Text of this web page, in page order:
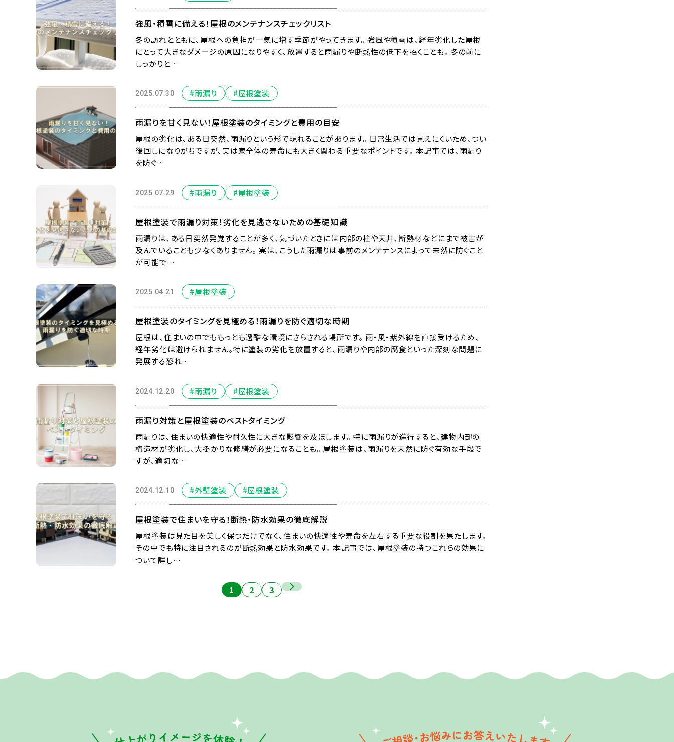
強風・積雪に備える！屋根のメンテナンスチェックリスト
冬の訪れとともに、屋根への負担が一気に増す季節がやってきます。 強風や積雪は、経年劣化した屋根
にとって大きなダメージの原因になりやすく、放置すると雨漏りや断熱性の低下を招くことも。 冬の前に
しっかりと…
2025.07.30 #雨漏り #屋根塗装
雨漏りを甘く見ない！屋根塗装のタイミングと費用の目安
屋根の劣化は、ある日突然、雨漏りという形で現れることがあります。 日常生活では見えにくいため、つい
後回しになりがちですが、実は家全体の寿命にも大きく関わる重要なポイントです。 本記事では、雨漏り
を防ぐ…
2025.07.29 #雨漏り #屋根塗装
屋根塗装で雨漏り対策！劣化を見逃さないための基礎知識
雨漏りは、ある日突然発覚することが多く、気づいたときには内部の柱や天井、断熱材などにまで被害が
及んでいることも少なくありません。 実は、こうした雨漏りは事前のメンテナンスによって未然に防ぐこと
が可能で…
2025.04.21 #屋根塗装
屋根塗装のタイミングを見極める！雨漏りを防ぐ適切な時期
屋根は、住まいの中でももっとも過酷な環境にさらされる場所です。 雨・風・紫外線を直接受けるため、
経年劣化は避けられません。特に塗装の劣化を放置すると、雨漏りや内部の腐食といった深刻な問題に
発展する恐れ…
2024.12.20 #雨漏り #屋根塗装
雨漏り対策と屋根塗装のベストタイミング
雨漏りは、住まいの快適性や耐久性に大きな影響を及ぼします。 特に雨漏りが進行すると、建物内部の
構造材が劣化し、大掛かりな修繕が必要になることも。 屋根塗装は、雨漏りを未然に防ぐ有効な手段で
すが、適切な…
2024.12.10 #外壁塗装 #屋根塗装
屋根塗装で住まいを守る！断熱・防水効果の徹底解説
屋根塗装は見た目を美しく保つだけでなく、住まいの快適性や寿命を左右する重要な役割を果たします。
その中でも特に注目されるのが断熱効果と防水効果です。 本記事では、屋根塗装の持つこれらの効果に
ついて詳し…
1 2 3